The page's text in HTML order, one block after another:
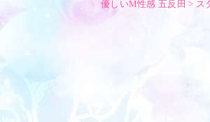
優しいM性感 五反田 > ス